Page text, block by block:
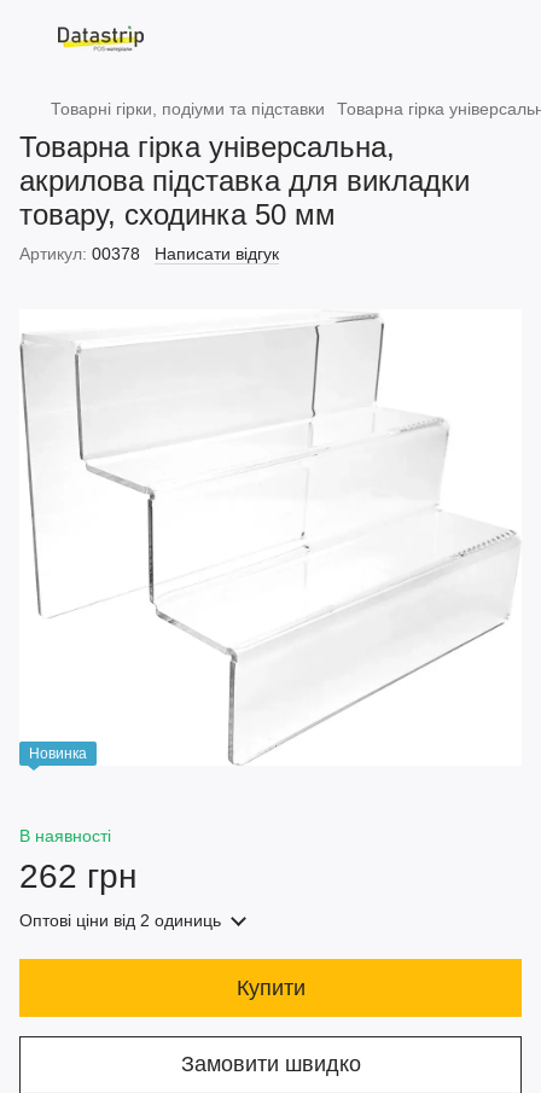
Товарні гірки, подіуми та підставки Товарна гірка
Товарна гірка універсальна,
акрилова підставка для викладки
товару, сходинка 50 мм
Артикул: 00378 Написати відгук
Новинка
В наявності
262 грн
Оптові ціни від 2 одиниць
Купити
Замовити швидко